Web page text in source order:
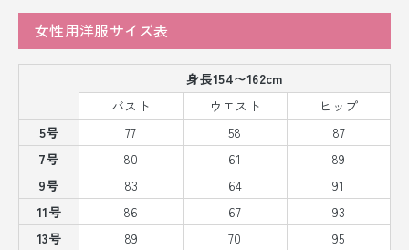
女性用洋服サイズ表
身長154〜162cm
バスト
ウエスト
ヒップ
5号
77 58
87
7号
80 61
89
9号
83 64
91
11号
86 67
93
13号
89 70
95